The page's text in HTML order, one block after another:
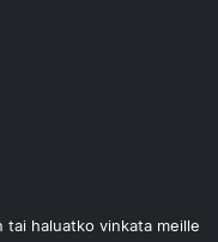
tai haluatko vinkata meille